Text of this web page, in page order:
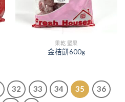
果乾 堅果
金桔餅600g
32 33 34 35
36